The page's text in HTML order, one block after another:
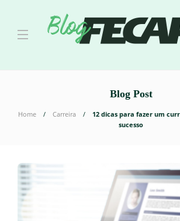
Blog Post
Home Carreira
12 dicas para fazer um
sucesso